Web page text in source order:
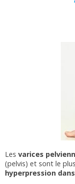
Les varices
(pelvis) et sont le
hyperpression